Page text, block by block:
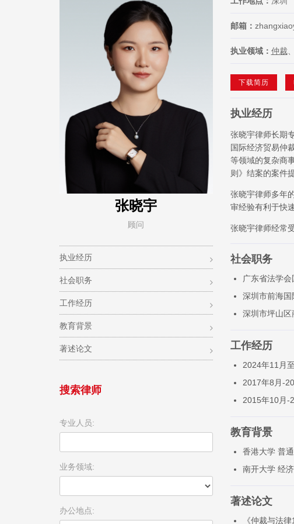
张晓宇
顾问
执业经历
社会职务
工作经历
教育背景
著述论文
搜索律师
专业人员:
业务领域:
办公地点:
邮箱：
执业领域： 仲裁、
下载简历
执业经历
张晓宇律师长期
国际经济贸易仲
等领域的复杂商
则》结案的案件
张晓宇律师多年
审经验有利于快
张晓宇律师经常
社会职务
广东省法学
深圳市前海国
深圳市坪山区
工作经历
2024年11月
2017年8月-
2015年10月-
教育背景
香港大学 普
南开大学 经
著述论文
《仲裁与法